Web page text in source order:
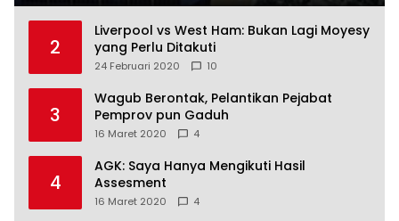
2
Liverpool vs West Ham: Bukan Lagi Moyesy
yang Perlu Ditakuti
24 Februari 2020 10
3
Wagub Berontak, Pelantikan Pejabat
Pemprov pun Gaduh
16 Maret 2020 4
4
AGK: Saya Hanya Mengikuti Hasil
Assesment
16 Maret 2020 4